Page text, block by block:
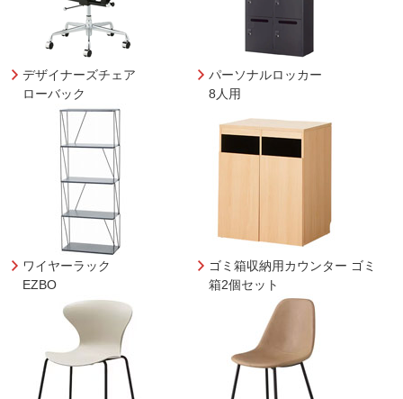
デザイナーズチェア
ローバック
パーソナルロッカー
8人用
ワイヤーラック
EZBO
ゴミ箱収納用カウンター ゴミ
箱2個セット